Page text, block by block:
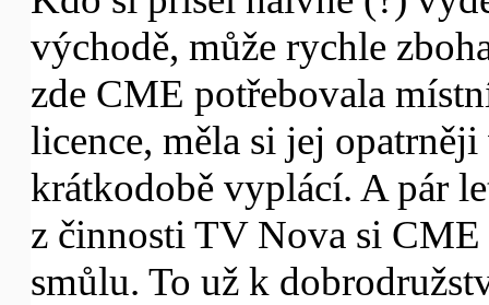
východě, může rychle
zde CME potřebovala
licence, měla si jej
krátkodobě vyplácí. A pár
z činnosti TV Nova si CME
smůlu. To už k